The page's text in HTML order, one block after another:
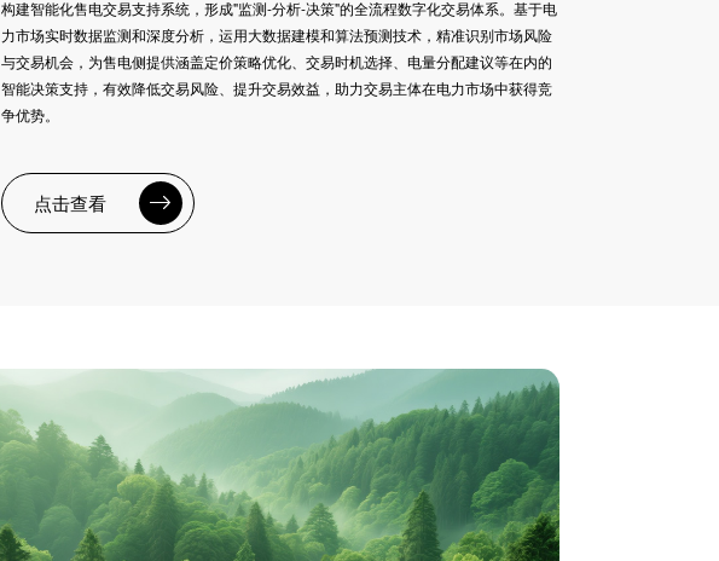
构建智能化售电交易支持系统，形成"监测-分析-决策"的全流程数字化交易体系。基于电
力市场实时数据监测和深度分析，运用大数据建模和算法预测技术，精准识别市场风险
与交易机会，为售电侧提供涵盖定价策略优化、交易时机选择、电量分配建议等在内的
智能决策支持，有效降低交易风险、提升交易效益，助力交易主体在电力市场中获得竞
争优势。
点击查看